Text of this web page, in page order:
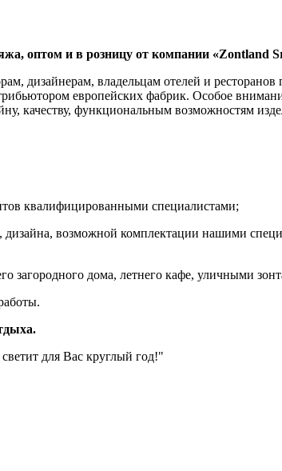
оптом и в розницу от компании «Zontland
дизайнерам, владельцам отелей и
европейских фабрик. Особое
качеству, функциональным возможностям
квалифицированными специалистами;
дизайна, возможной комплектации нашими
загородного дома, летнего кафе, уличными
для Вас круглый год!"